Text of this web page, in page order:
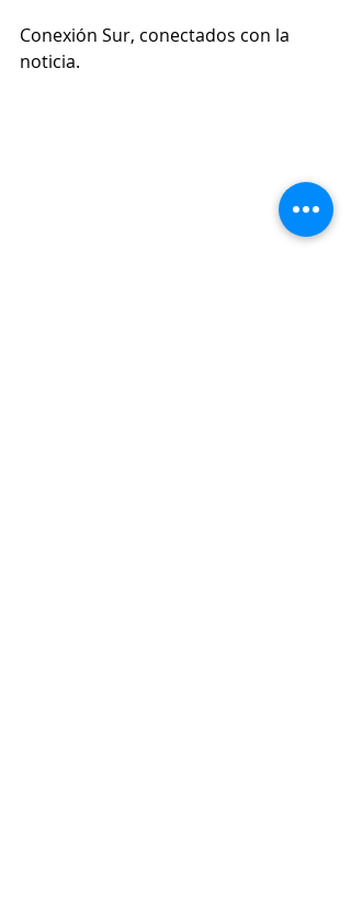
Conexión Sur, conectados con la
noticia.